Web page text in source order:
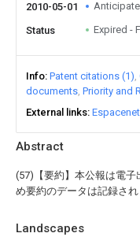
Abstract
(57)【要約】本公報は電
め要約のデータは記録され
Landscapes
2010-05-01
Status Expired -
Info Patent citations (1)
documents Priority and
External links Espacenet